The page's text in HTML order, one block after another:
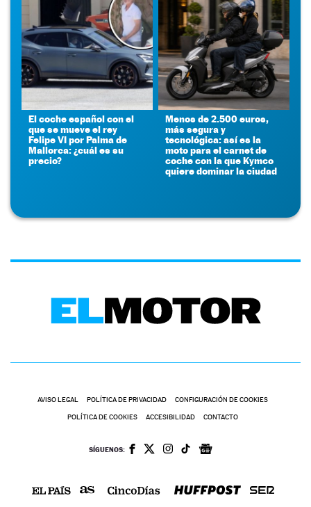
El coche español con el
que se mueve el rey
Felipe VI por Palma de
Mallorca: ¿cuál es su
precio?
Menos de 2.500 euros,
más segura y
tecnológica: así es la
moto para el carnet de
coche con la que Kymco
quiere dominar la ciudad
AVISO LEGAL POLÍTICA DE PRIVACIDAD CONFIGURACIÓN DE COOKIES
POLÍTICA DE COOKIES ACCESIBILIDAD CONTACTO
SÍGUENOS: